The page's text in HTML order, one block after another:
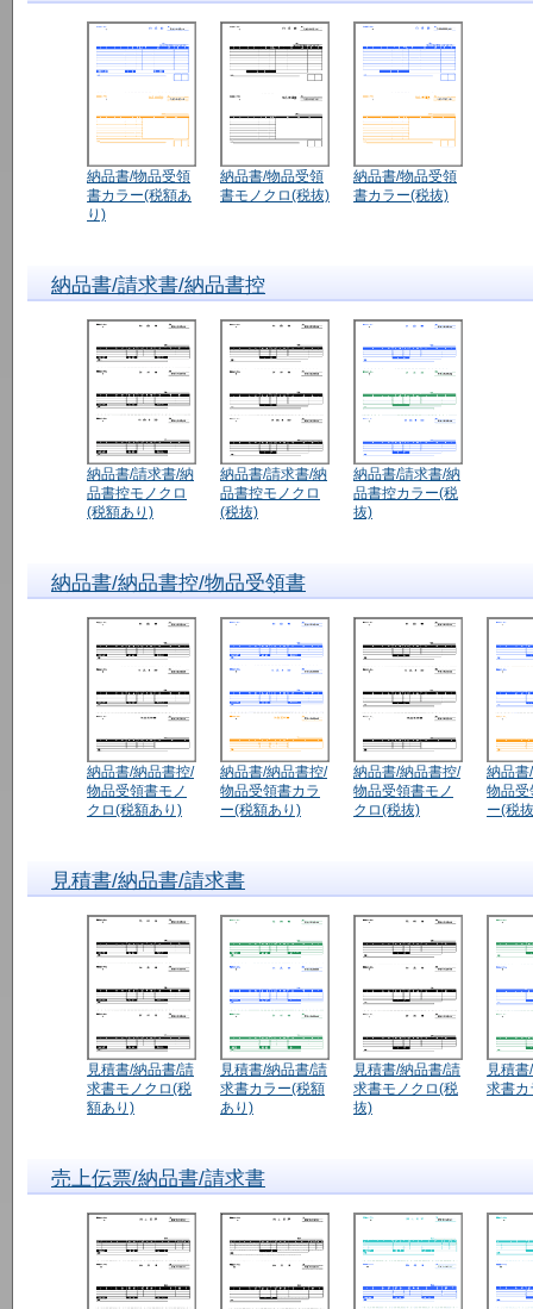
納品書/物品受領
書カラー(税額あ
り)
納品書/物品受領
書モノクロ(税抜)
納品書/物品受領
書カラー(税抜)
納品書/請求書/納品書控
納品書/請求書/納
品書控モノクロ
(税額あり)
納品書/請求書/納
品書控モノクロ
(税抜)
納品書/請求書/納
品書控カラー(税
抜)
納品書/納品書控/物品受領書
納品書/納品書控/
物品受領書モノ
クロ(税額あり)
納品書/納品書控/
物品受領書カラ
ー(税額あり)
納品書/納品書控/
物品受領書モノ
クロ(税抜)
納品書
物品受
ー(税
見積書/納品書/請求書
見積書/納品書/請
求書モノクロ(税
額あり)
見積書/納品書/請
求書カラー(税額
あり)
見積書/納品書/請
求書モノクロ(税
抜)
見積
求書カ
売上伝票/納品書/請求書